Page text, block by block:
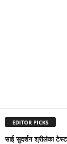
EDITOR PICKS
साई सुदर्शन श्रीलंका